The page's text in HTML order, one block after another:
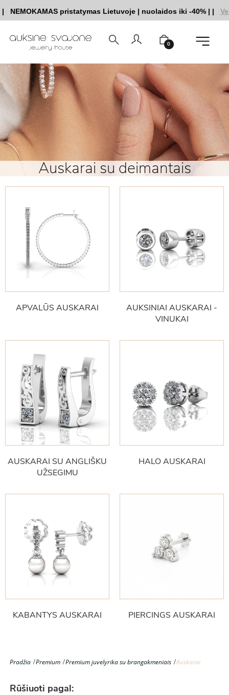
pristatymas Lietuvoje|nuolaidos iki -40%||
0
Auskarai su deimantais
APVALŪS AUSKARAI
AUKSINIAI AUSKARAI -
VINUKAI
AUSKARAI SU ANGLIŠKU
UŽSEGIMU
HALO AUSKARAI
KABANTYS AUSKARAI PIERCINGS AUSKARAI
Pradžia Premium Premium juvelyrika su brangakmeniais Auskarai
Rūšiuoti pagal: